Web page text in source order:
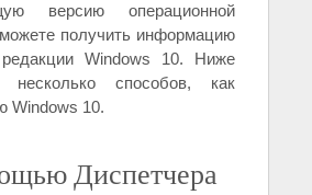
версию операционной
получить информацию
Windows 10. Ниже
несколько способов, как
Windows 10.
Диспетчера